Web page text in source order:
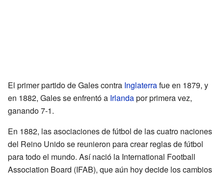
El primer partido de Gales contra Inglaterrafue en 1879, y
en 1882, Gales se enfrentó a Irlandapor primera vez,
ganando 7-1.
En 1882, las asociaciones de fútbol de las cuatro naciones
del Reino Unido se reunieron para crear reglas de fútbol
para todo el mundo. Así nació la International Football
Association Board (IFAB), que aún hoy decide los cambios